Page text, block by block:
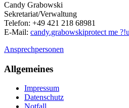
Candy Grabowski
Sekretariat/Verwaltung
Telefon: +49 421 218 68981
E-Mail: candy.grabowskiprotect me ?!
Ansprechpersonen
Allgemeines
Impressum
Datenschutz